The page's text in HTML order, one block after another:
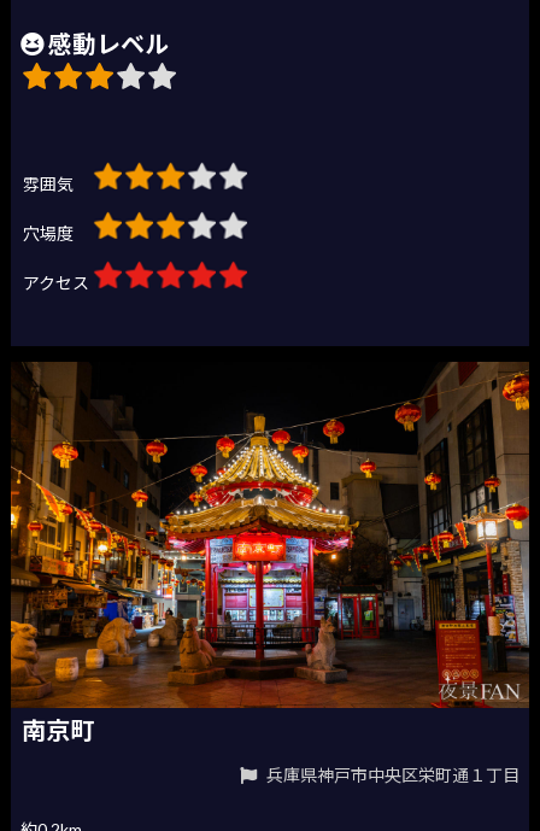
感動レベル
雰囲気
穴場度
アクセス
南京町
兵庫県神戸市中央区栄町通１丁目